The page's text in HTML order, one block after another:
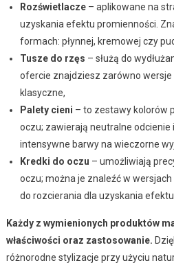
Rozświetlacze– aplikowane na
uzyskania efektu promienności.
formach: płynnej, kremowej czy
Tusze do rzęs – służą do
ofercie znajdziesz zarówno wersje
klasyczne,
Palety cieni – to zestawy kolorów
oczu; zawierają neutralne odcienie
intensywne barwy na wieczorne
Kredki do oczu – umożliwiają
oczu; można je znaleźć w
do rozcierania dla uzyskania efektu
Każdy z wymienionych produktów
właściwości oraz zastosowanie.
różnorodne stylizacje przy użyciu